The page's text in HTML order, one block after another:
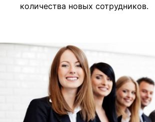
количества новых сотрудников.